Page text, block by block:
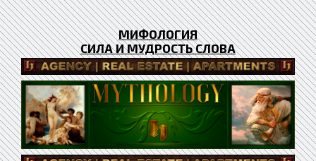
МИФОЛОГИЯ
СИЛА И МУДРОСТЬ СЛОВА